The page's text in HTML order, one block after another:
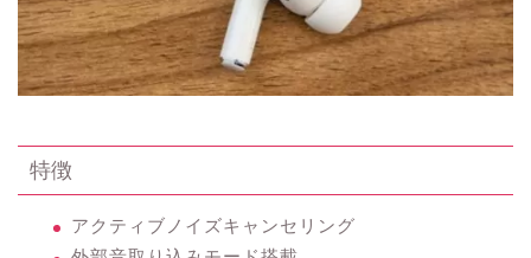
特徴
アクティブノイズキャンセリング